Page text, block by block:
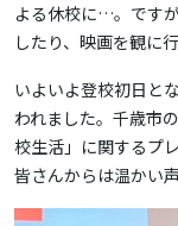
よる休校に…。です
したり、映画を観に
いよいよ登校初日と
われました。千歳市
校生活」に関するプ
皆さんからは温かい